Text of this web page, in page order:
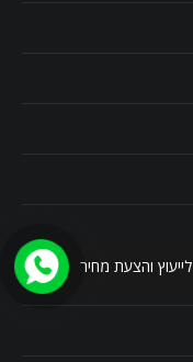
לייעוץ והצעת מחיר